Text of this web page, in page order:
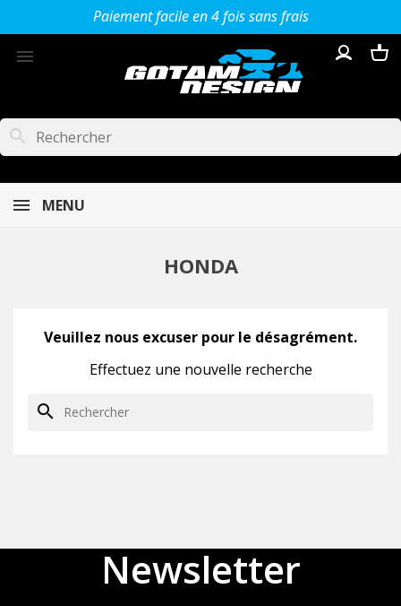
Paiement facile en 4 fois sans frais

search
MENU
HONDA
Veuillez nous excuser pour le désagrément.
Effectuez une nouvelle recherche
search
Newsletter